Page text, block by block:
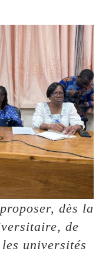
dès la
de
universités